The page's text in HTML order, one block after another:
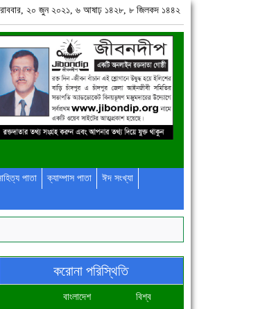
২০ জুন ২০২১, ৬ আষাঢ় ১৪২৮, ৮ জিলকদ ১৪৪২
পাতা ক্যাম্পাস পাতা
ঈদ সংখ্যা
করোনা পরিস্থিতি
বাংলাদেশ বিশ্ব